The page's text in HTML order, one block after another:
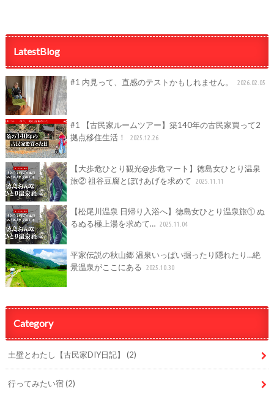
LatestBlog
#1 内見って、直感のテストかもしれません。 2026.02.05
#1 【古民家ルームツアー】築140年の古民家買って2
拠点移住生活！
2025.12.26
【大歩危ひとり観光@歩危マート】徳島女ひとり温泉
旅② 祖谷豆腐とぼけあげを求めて
2025.11.11
【松尾川温泉 日帰り入浴へ】徳島女ひとり温泉旅① ぬ
るぬる極上湯を求めて… 2025.11.04
平家伝説の秋山郷 温泉いっぱい掘ったり隠れたり…絶
景温泉がここにある
2025.10.30
Category
土壁とわたし【古民家DIY日記】 (2)
行ってみたい宿(2)